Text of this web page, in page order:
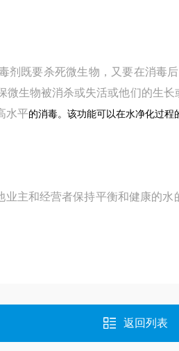
剂既要杀死微生物，又要在消毒
微生物被消杀或失活或他们的生
水平的消毒。该功能可以在水净化过
主和经营者保持平衡和健康的
返回列表